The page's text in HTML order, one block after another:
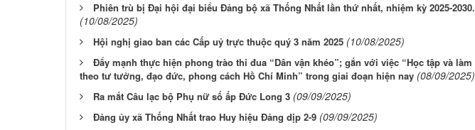
Phiên trù bị Đại hội đại biểu Đảng bộ xã Thống Nhất lần thứ nhất, nhiệm kỳ 2025-2030.
(10/08/2025)
Hội nghị giao ban các Cấp uỷ trực thuộc quý 3 năm 2025 (10/08/2025)
Đẩy mạnh thực hiện phong trào thi đua “Dân vận khéo”; gắn với việc “Học tập và làm
theo tư tưởng, đạo đức, phong cách Hồ Chí Minh” trong giai đoạn hiện nay (08/09/2025)
Ra mắt Câu lạc bộ Phụ nữ số ấp Đức Long 3 (09/09/2025)
Đảng ủy xã Thống Nhất trao Huy hiệu Đảng dịp 2-9 (09/09/2025)